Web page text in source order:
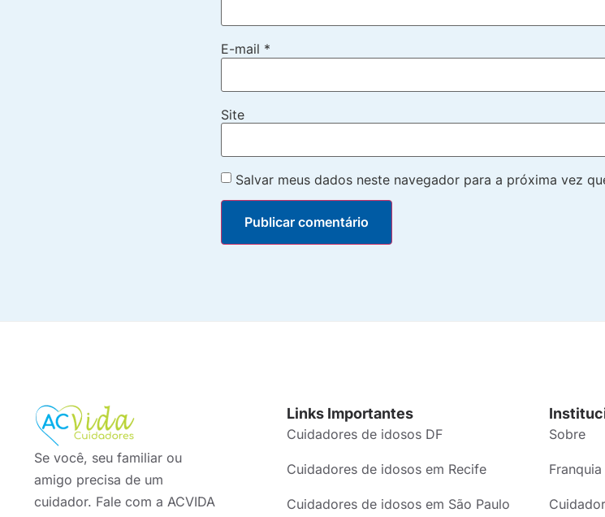
E-mail *
Site
Salvar meus dados neste navegador para a próxima vez
Se você, seu familiar ou
amigo precisa de um
cuidador. Fale com a ACVIDA
Links Importantes
Cuidadores de idosos DF
Cuidadores de idosos em Recife
Cuidadores de idosos em São Paulo
Sobre
Franquia